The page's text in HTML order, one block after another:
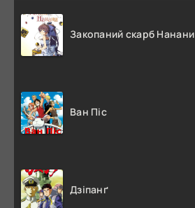
Закопаний скарб Нанани
Ван Піс
Дзіпанґ